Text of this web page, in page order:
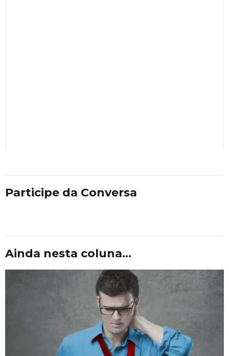
Participe da Conversa
Ainda nesta coluna...